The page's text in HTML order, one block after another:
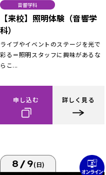
音響学科
【来校】照明体験（音響学
科）
ライブやイベントのステージを光で
彩る＝照明スタッフに興味があるな
らこ...
申し込む 詳しく見る
8/9(日)